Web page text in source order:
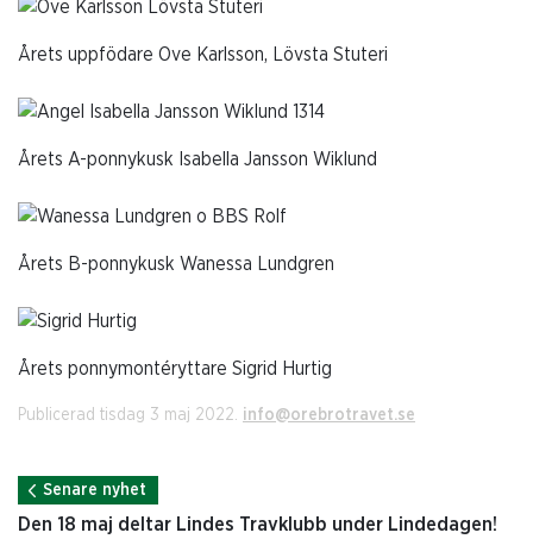
Årets uppfödare Ove Karlsson, Lövsta Stuteri
Årets A-ponnykusk Isabella Jansson Wiklund
Årets B-ponnykusk Wanessa Lundgren
Årets ponnymontéryttare Sigrid Hurtig
Publicerad tisdag 3 maj 2022. info@orebrotravet.se
Senare nyhet
Den 18 maj deltar Lindes Travklubb under Lindedagen!